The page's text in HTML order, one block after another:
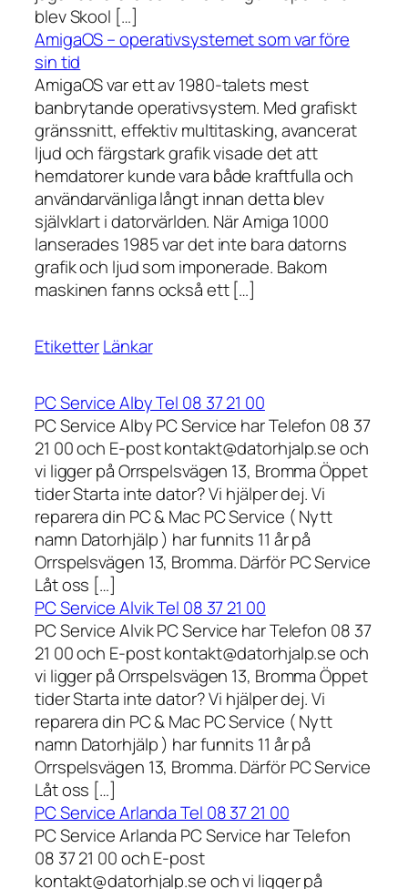
blev Skool […]
AmigaOS – operativsystemet som var före
sin tid
AmigaOS var ett av 1980-talets mest
banbrytande operativsystem. Med grafiskt
gränssnitt, effektiv multitasking, avancerat
ljud och färgstark grafik visade det att
hemdatorer kunde vara både kraftfulla och
användarvänliga långt innan detta blev
självklart i datorvärlden. När Amiga 1000
lanserades 1985 var det inte bara datorns
grafik och ljud som imponerade. Bakom
maskinen fanns också ett […]
EtiketterLänkar
PC Service Alby Tel 08 37 21 00
PC Service Alby PC Service har Telefon 08 37
21 00 och E-post kontakt@datorhjalp.se och
vi ligger på Orrspelsvägen 13, Bromma Öppet
tider Starta inte dator? Vi hjälper dej. Vi
reparera din PC & Mac PC Service ( Nytt
namn Datorhjälp ) har funnits 11 år på
Orrspelsvägen 13, Bromma. Därför PC Service
Låt oss […]
PC Service Alvik Tel 08 37 21 00
PC Service Alvik PC Service har Telefon 08 37
21 00 och E-post kontakt@datorhjalp.se och
vi ligger på Orrspelsvägen 13, Bromma Öppet
tider Starta inte dator? Vi hjälper dej. Vi
reparera din PC & Mac PC Service ( Nytt
namn Datorhjälp ) har funnits 11 år på
Orrspelsvägen 13, Bromma. Därför PC Service
Låt oss […]
PC Service Arlanda Tel 08 37 21 00
PC Service Arlanda PC Service har Telefon
08 37 21 00 och E-post
kontakt@datorhjalp.se och vi ligger på